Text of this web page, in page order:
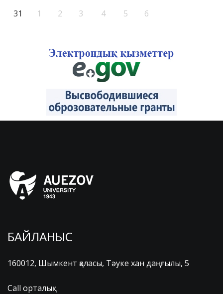
31 1 2 3 4 5 6
БАЙЛАНЫС
160012, Шымкент қаласы, Тәуке хан даңғылы, 5
Call орталық